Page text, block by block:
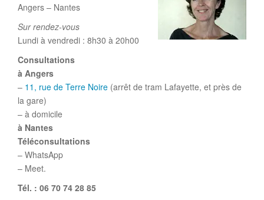
Angers – Nantes
Sur rendez-vous
Lundi à vendredi : 8h30 à 20h00
Consultations
à Angers
– 11, rue de Terre Noire (arrêt de tram Lafayette, et près de
la gare)
– à domicile
à Nantes
Téléconsultations
– WhatsApp
– Meet.
Tél. : 06 70 74 28 85